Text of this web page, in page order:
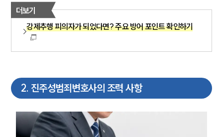
더보기
강제추행 피의자가 되었다면? 주요 방어 포인트 확인하기
2. 진주성범죄변호사의 조력 사항